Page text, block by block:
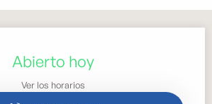
Abierto hoy
Ver los horarios